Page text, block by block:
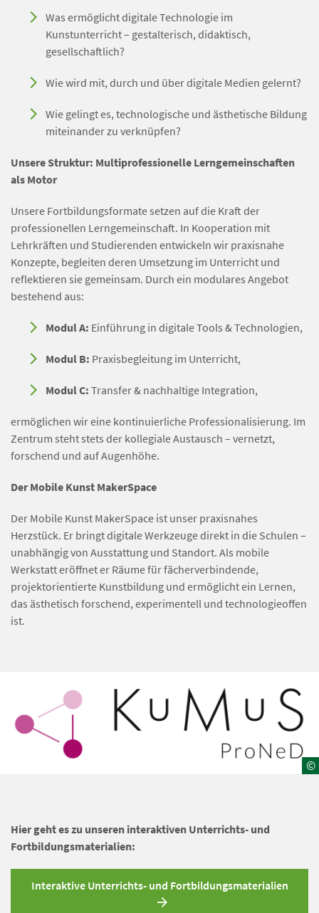
Was ermöglicht digitale Technologie im
Kunstunterricht – gestalterisch, didaktisch,
gesellschaftlich?
Wie wird mit, durch und über digitale Medien gelernt?
Wie gelingt es, technologische und ästhetische Bildung
miteinander zu verknüpfen?
Unsere Struktur: Multiprofessionelle Lerngemeinschaften
als Motor
Unsere Fortbildungsformate setzen auf die Kraft der
professionellen Lerngemeinschaft. In Kooperation mit
Lehrkräften und Studierenden entwickeln wir praxisnahe
Konzepte, begleiten deren Umsetzung im Unterricht und
reflektieren sie gemeinsam. Durch ein modulares Angebot
bestehend aus:
Modul A: Einführung in digitale Tools & Technologien,
Modul B: Praxisbegleitung im Unterricht,
Modul C: Transfer & nachhaltige Integration,
ermöglichen wir eine kontinuierliche Professionalisierung. Im
Zentrum steht stets der kollegiale Austausch – vernetzt,
forschend und auf Augenhöhe.
Der Mobile Kunst MakerSpace
Der Mobile Kunst MakerSpace ist unser praxisnahes
Herzstück. Er bringt digitale Werkzeuge direkt in die Schulen –
unabhängig von Ausstattung und Standort. Als mobile
Werkstatt eröffnet er Räume für fächerverbindende,
projektorientierte Kunstbildung und ermöglicht ein Lernen,
das ästhetisch forschend, experimentell und technologieoffen
ist.
©
Hier geht es zu unseren interaktiven Unterrichts- und
Fortbildungsmaterialien:
Interaktive Unterrichts- und Fortbildungsmaterialien